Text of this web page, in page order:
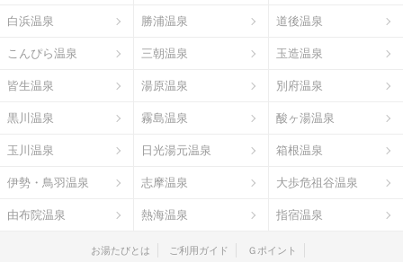
白浜温泉 勝浦温泉 道後温泉
こんぴら温泉 三朝温泉 玉造温泉
皆生温泉 湯原温泉 別府温泉
黒川温泉 霧島温泉 酸ヶ湯温泉
玉川温泉 日光湯元温泉 箱根温泉
伊勢・鳥羽温泉 志摩温泉 大歩危祖谷温泉
由布院温泉 熱海温泉 指宿温泉
お湯たびとは ご利用ガイド Ｇポイント